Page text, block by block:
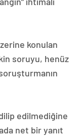
konulan
soruyu, henüz
edilmediğine
net bir yanıt